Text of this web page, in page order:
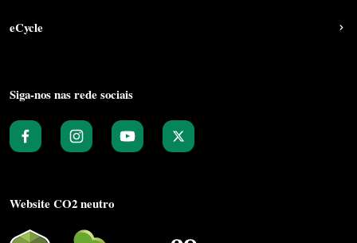
eCycle
Siga-nos nas rede sociais
Website CO2 neutro